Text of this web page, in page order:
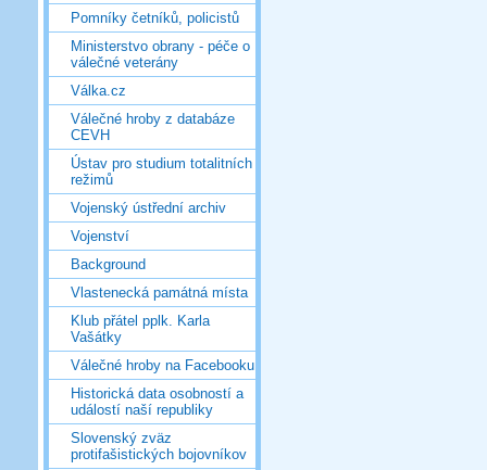
Pomníky četníků, policistů
Ministerstvo obrany - péče o
válečné veterány
Válka.cz
Válečné hroby z databáze
CEVH
Ústav pro studium totalitních
režimů
Vojenský ústřední archiv
Vojenství
Background
Vlastenecká památná místa
Klub přátel pplk. Karla
Vašátky
Válečné hroby na Facebooku
Historická data osobností a
událostí naší republiky
Slovenský zväz
protifašistických bojovníkov